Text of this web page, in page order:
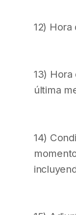
12) Hora
13) Hora
última
14)